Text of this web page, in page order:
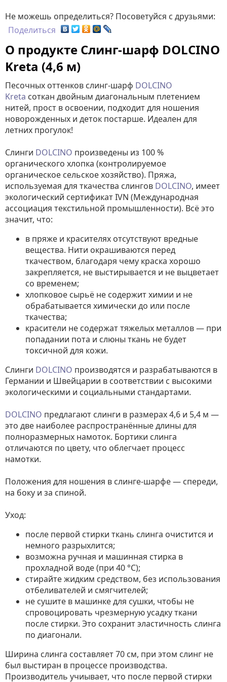
Не можешь определиться? Посоветуйся с друзьями:
Поделиться
О продукте Слинг-шарф DOLCINO
Kreta (4,6 м)
Песочных оттенков слинг-шарф DOLCINO
Kreta соткан двойным диагональным плетением
нитей, прост в освоении, подходит для ношения
новорожденных и деток постарше. Идеален для
летних прогулок!
Слинги DOLCINO произведены из 100 %
органического хлопка (контролируемое
органическое сельское хозяйство). Пряжа,
используемая для ткачества слингов DOLCINO, имеет
экологический сертификат IVN (Международная
ассоциация текстильной промышленности). Всё это
значит, что:
в пряже и красителях отсутствуют вредные
вещества. Нити окрашиваются перед
ткачеством, благодаря чему краска хорошо
закрепляется, не выстирывается и не выцветает
со временем;
хлопковое сырьё не содержит химии и не
обрабатывается химически до или после
ткачества;
красители не содержат тяжелых металлов — при
попадании пота и слюны ткань не будет
токсичной для кожи.
Слинги DOLCINO производятся и разрабатываются в
Германии и Швейцарии в соответствии с высокими
экологическими и социальными стандартами.
DOLCINO предлагают слинги в размерах 4,6 и 5,4 м —
это две наиболее распространённые длины для
полноразмерных намоток. Бортики слинга
отличаются по цвету, что облегчает процесс
намотки.
Положения для ношения в слинге-шарфе — спереди,
на боку и за спиной.
Уход:
после первой стирки ткань слинга очистится и
немного разрыхлится;
возможна ручная и машинная стирка в
прохладной воде (при 40 °С);
стирайте жидким средством, без использования
отбеливателей и смягчителей;
не сушите в машинке для сушки, чтобы не
спровоцировать чрезмерную усадку ткани
после стирки. Это сохранит эластичность слинга
по диагонали.
Ширина слинга составляет 70 см, при этом слинг не
был выстиран в процессе производства.
Производитель учиывает, что после первой стирки